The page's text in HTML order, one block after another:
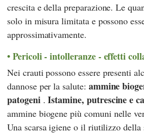
crescita e della preparazione. Le
solo in misura limitata e possono
approssimativamente.
Pericoli - intolleranze - effetti
Nei crauti possono essere presenti
dannose per la salute: ammine
patogeni.Istamine, putrescine e
ammine biogene più comuni nelle
Una scarsa igiene o il riutilizzo della